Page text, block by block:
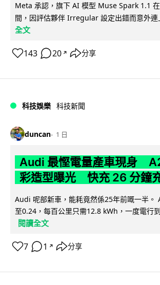
Meta 承認，旗下 AI 模型 Muse Spark 1.1
間，因評估夥伴 Irregular 設定出錯而意外連
全文
143 20 ↗ 分享
科技娛樂 科技新聞
duncan 1 日
Audi 最慳電量產車現身
彩造型曝光 快充 26 分鐘
Audi 呢部新車，能耗竟然係25年前嘅一半。
至0.24，每百公里只需12.8 kWh，一度電行
閱讀全文
7 1 ↗ 分享